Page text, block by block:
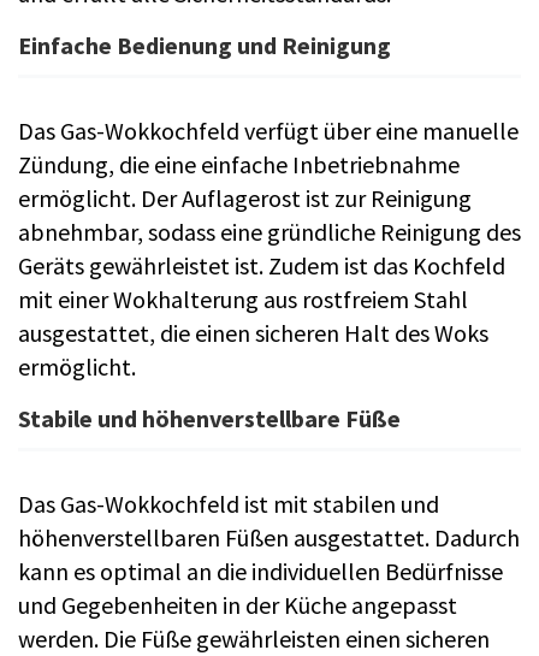
Einfache Bedienung und Reinigung
Das Gas-Wokkochfeld verfügt über eine manuelle
Zündung, die eine einfache Inbetriebnahme
ermöglicht. Der Auflagerost ist zur Reinigung
abnehmbar, sodass eine gründliche Reinigung des
Geräts gewährleistet ist. Zudem ist das Kochfeld
mit einer Wokhalterung aus rostfreiem Stahl
ausgestattet, die einen sicheren Halt des Woks
ermöglicht.
Stabile und höhenverstellbare Füße
Das Gas-Wokkochfeld ist mit stabilen und
höhenverstellbaren Füßen ausgestattet. Dadurch
kann es optimal an die individuellen Bedürfnisse
und Gegebenheiten in der Küche angepasst
werden. Die Füße gewährleisten einen sicheren